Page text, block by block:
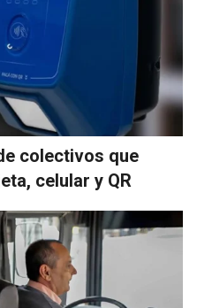
colectivos que
celular y QR